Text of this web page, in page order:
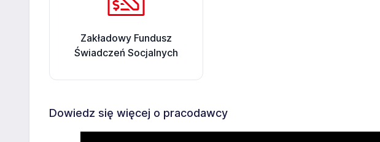
Zakładowy Fundusz
Świadczeń Socjalnych
Dowiedz się więcej o pracodawcy